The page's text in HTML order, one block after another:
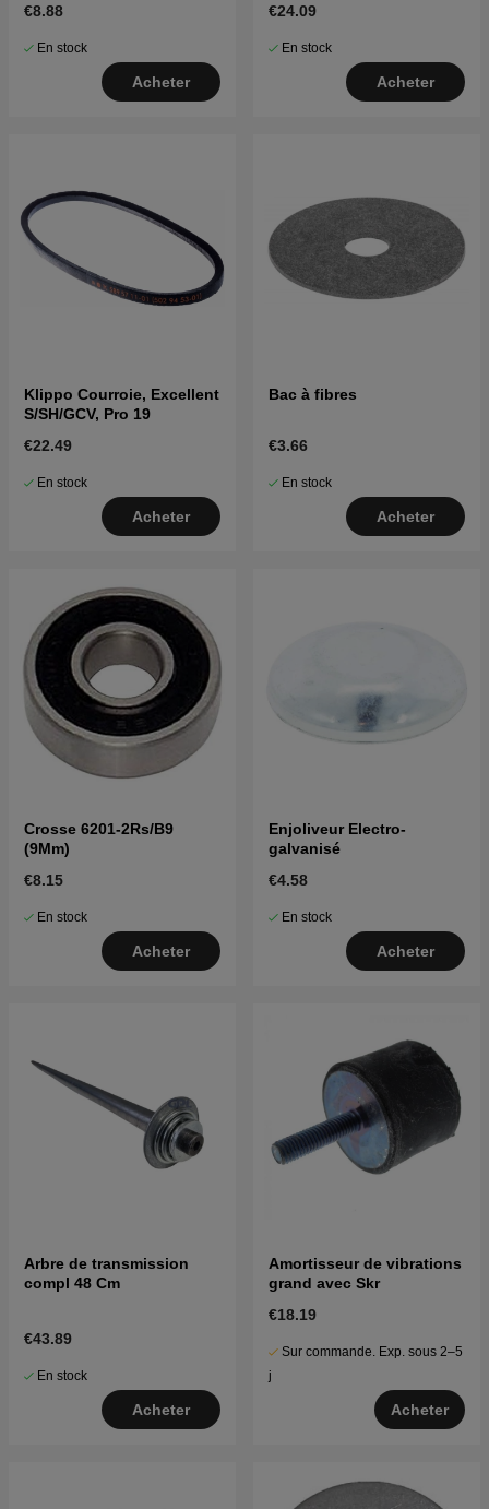
€8.88
En stock
Acheter
€24.09
En stock
Acheter
Klippo Courroie, Excellent
S/SH/GCV, Pro 19
€22.49
En stock
Acheter
Bac à fibres
€3.66
En stock
Acheter
Crosse 6201-2Rs/B9
(9Mm)
€8.15
En stock
Acheter
Enjoliveur Electro-
galvanisé
€4.58
En stock
Acheter
Arbre de transmission
compl 48 Cm
€43.89
En stock
Acheter
Amortisseur de vibrations
grand avec Skr
€18.19
Sur commande. Exp. sous 2–5
j
Acheter